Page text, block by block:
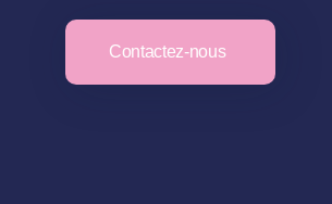
Contactez-nous